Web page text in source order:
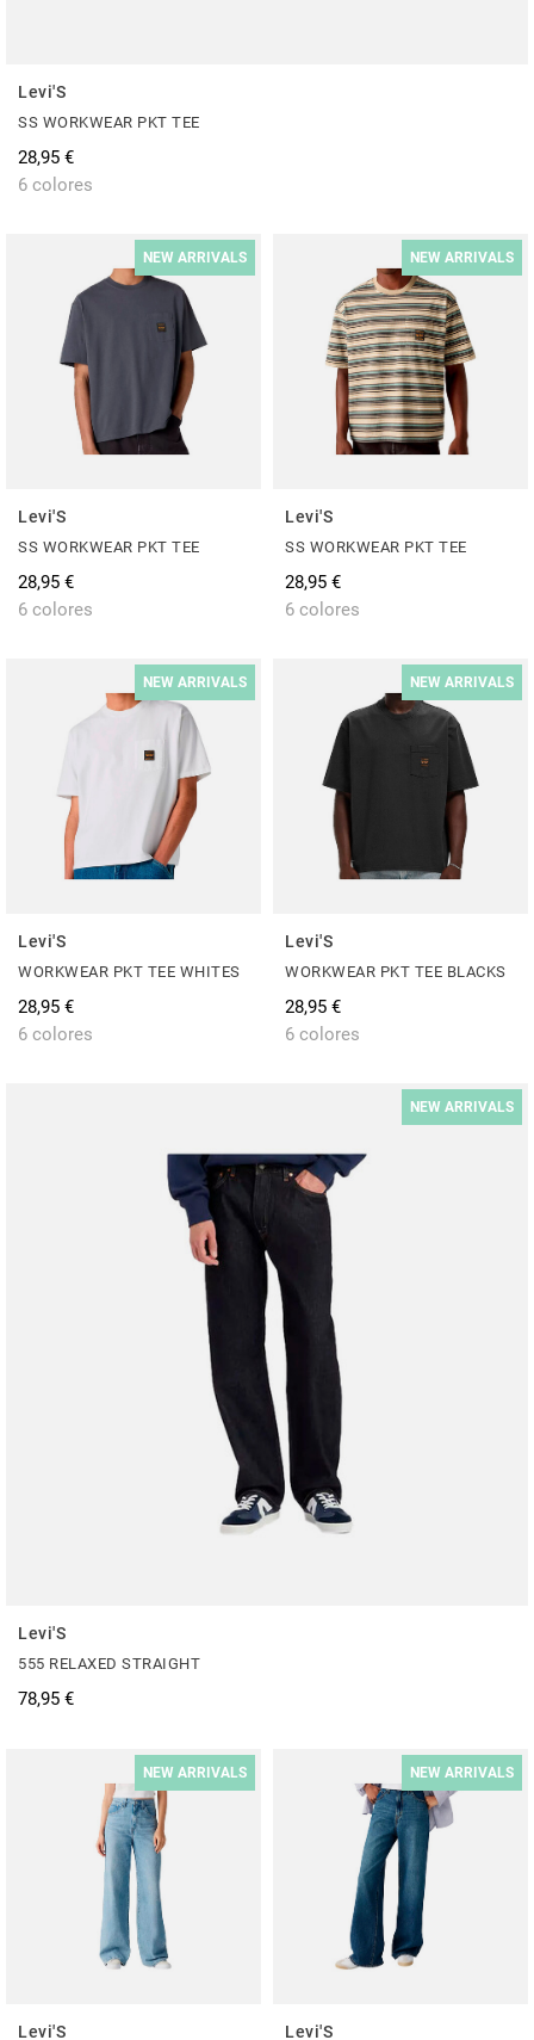
Levi'S
SS WORKWEAR PKT TEE
28,95 €
6 colores
NEW ARRIVALS
Levi'S
SS WORKWEAR PKT TEE
28,95 €
6 colores
NEW ARRIVALS
Levi'S
SS WORKWEAR PKT TEE
28,95 €
6 colores
NEW ARRIVALS
Levi'S
WORKWEAR PKT TEE WHITES
28,95 €
6 colores
NEW ARRIVALS
Levi'S
WORKWEAR PKT TEE BLACKS
28,95 €
6 colores
NEW ARRIVALS
Levi'S
555 RELAXED STRAIGHT
78,95 €
NEW ARRIVALS
Levi'S
NEW ARRIVALS
Levi'S